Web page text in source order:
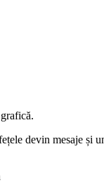
devin mesaje și